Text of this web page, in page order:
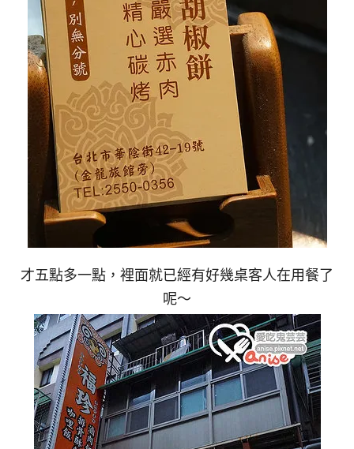
才五點多一點，裡面就已經有好幾桌客人在用餐了
呢～